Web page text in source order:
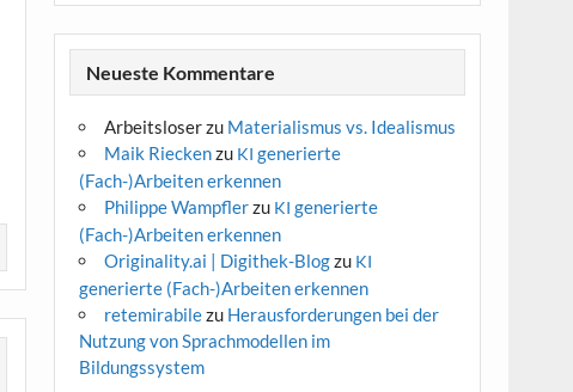
Neueste Kommentare
Arbeitsloserzu Materialismus vs. Idealismus
Maik Rieckenzu KI generierte
(Fach-)Arbeiten erkennen
Philippe Wampflerzu KI generierte
(Fach-)Arbeiten erkennen
Originality.ai | Digithek-Blogzu KI
generierte (Fach-)Arbeiten erkennen
retemirabilezu Herausforderungen bei der
Nutzung von Sprachmodellen im
Bildungssystem